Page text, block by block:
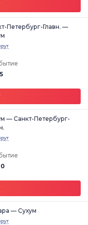
Петербург-Главн. —
— Санкт-Петербург-
— Сухум